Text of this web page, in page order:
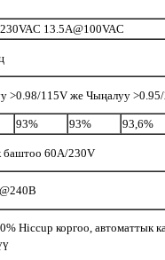
13.5A@100VAC
>0.98/115V же Чыңалуу
93% 93%
93,6%
баштоо 60A/230V
Hiccup коргоо, автоматтык